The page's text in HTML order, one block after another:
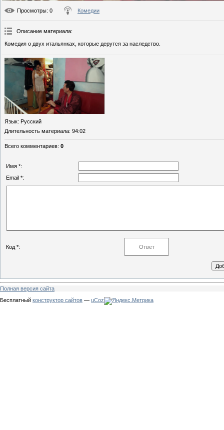
Просмотры: 0 Комедии
Описание материала:
Комедия о двух итальянках, которые дерутся за наследство.
Язык: Русский
Длительность материала: 94:02
Всего комментариев: 0
Имя *:
Email *:
Код *:
Полная версия сайта
Бесплатный конструктор сайтов — uCoz